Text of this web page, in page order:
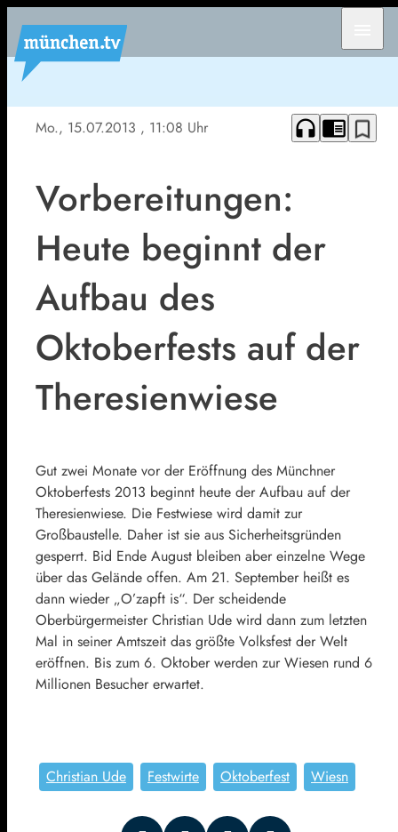
Mo., 15.07.2013 , 11:08 Uhr headphones chrome_reader_mode bookmark_border
Vorbereitungen:
Heute beginnt der
Aufbau des
Oktoberfests auf der
Theresienwiese
Gut zwei Monate vor der Eröffnung des Münchner
Oktoberfests 2013 beginnt heute der Aufbau auf der
Theresienwiese. Die Festwiese wird damit zur
Großbaustelle. Daher ist sie aus Sicherheitsgründen
gesperrt. Bid Ende August bleiben aber einzelne Wege
über das Gelände offen. Am 21. September heißt es
dann wieder „O’zapft is“. Der scheidende
Oberbürgermeister Christian Ude wird dann zum letzten
Mal in seiner Amtszeit das größte Volksfest der Welt
eröffnen. Bis zum 6. Oktober werden zur Wiesen rund 6
Millionen Besucher erwartet.
Christian Ude Festwirte Oktoberfest Wiesn